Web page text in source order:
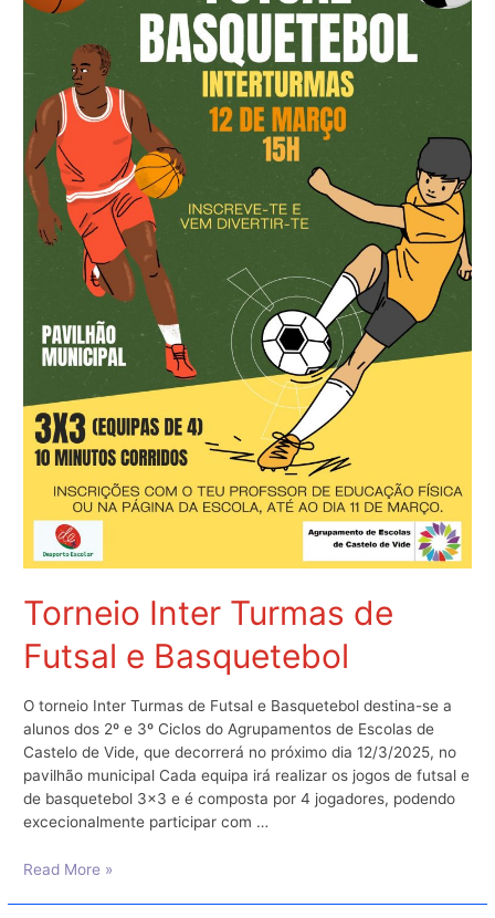
Torneio Inter Turmas de
Futsal e Basquetebol
O torneio Inter Turmas de Futsal e Basquetebol destina-se a
alunos dos 2º e 3º Ciclos do Agrupamentos de Escolas de
Castelo de Vide, que decorrerá no próximo dia 12/3/2025, no
pavilhão municipal Cada equipa irá realizar os jogos de futsal e
de basquetebol 3×3 e é composta por 4 jogadores, podendo
excecionalmente participar com …
Torneio
Read More »